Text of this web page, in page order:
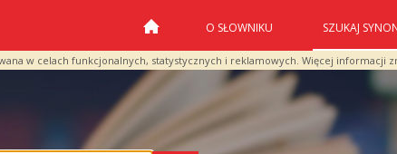
w celach funkcjonalnych, statystycznych i reklamowych. Więcej informacji
O SŁOWNIKU SZUKAJ